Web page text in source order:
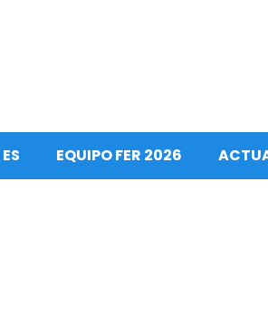
EQUIPO FER 2026